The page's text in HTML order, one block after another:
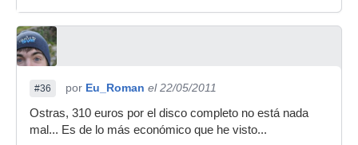
#36 por Eu_Roman el 22/05/2011
Ostras, 310 euros por el disco completo no está nada
mal... Es de lo más económico que he visto...